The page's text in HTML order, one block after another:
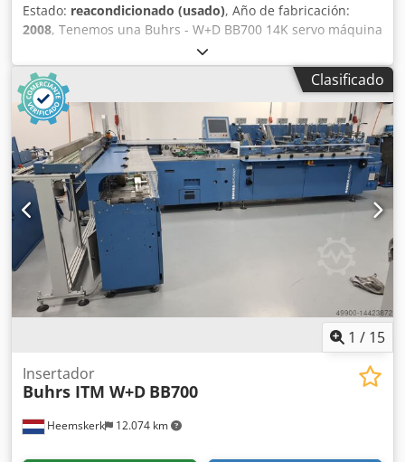
Estado: reacondicionado (usado), Año de fabricación:
2008, Tenemos una Buhrs - W+D BB700 14K servo máquina
de inserción disponible. La máquina está en buenas
condiciones y está equipada con el software BSC 3.0. BSC
3.0 es la última plataforma de software del fabricante
W+D. ¡La máquina está lista para la demostración! ¡Otros
alimentadores y la cámara es opcional posible! Año de
construcción: 2008 Configuración: - 6 estaciones base - 4x
alimentador rotativo RF2 - 1x alimentador de fricción de
vacío - Compartimento de descarga - Cargador automático
Estación de transferencia - Cinta de descarga Csdpeq Eg
Hnefx Apmorf Opcional: - Otros alimentadores Formatos
de sobre: - mín. 105 × 162 mm C6/DL - máx. 250 × 353 mm
B4 Formatos de producto: - mín. 80 × 105 mm A6 - máx.
229 × 324 mm C4 Grosor del producto - 3 mm para el
alimentador rotativo - 15 mm para el alimentador de
vacío/fricción - 80 g/m 14.000 ciclos por hora
Clasificado
1 / 15
Heemskerk 12.074 km
Insertador
Buhrs ITM W+D BB700